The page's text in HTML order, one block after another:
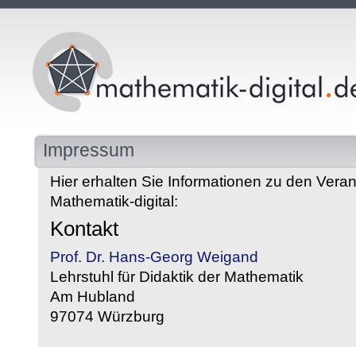
Impressum
Hier erhalten Sie Informationen zu den
Mathematik-digital:
Kontakt
Prof. Dr. Hans-Georg Weigand
Lehrstuhl für Didaktik der Mathematik
Am Hubland
97074 Würzburg